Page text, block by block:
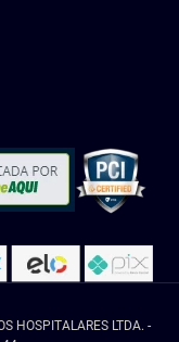
HOSPITALARES LTDA. -